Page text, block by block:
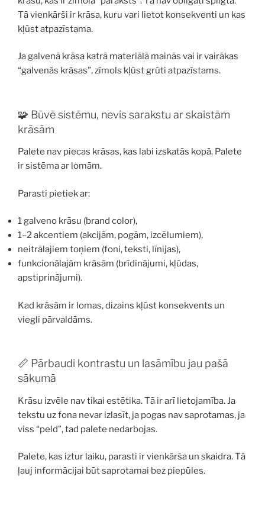
Tā vienkārši ir krāsa, kuru vari lietot konsekventi un kas
kļūst atpazīstama.
Ja galvenā krāsa katrā materiālā mainās vai ir vairākas
“galvenās krāsas”, zīmols kļūst grūti atpazīstams.
🧩 Būvē sistēmu, nevis sarakstu ar skaistām
krāsām
Palete nav piecas krāsas, kas labi izskatās kopā. Palete
ir sistēma ar lomām.
Parasti pietiek ar:
1 galveno krāsu (brand color),
1–2 akcentiem (akcijām, pogām, izcēlumiem),
neitrālajiem toņiem (foni, teksti, līnijas),
funkcionālajām krāsām (brīdinājumi, kļūdas,
apstiprinājumi).
Kad krāsām ir lomas, dizains kļūst konsekvents un
viegli pārvaldāms.
📏 Pārbaudi kontrastu un lasāmību jau pašā
sākumā
Krāsu izvēle nav tikai estētika. Tā ir arī lietojamība. Ja
tekstu uz fona nevar izlasīt, ja pogas nav saprotamas, ja
viss “peld”, tad palete nedarbojas.
Palete, kas iztur laiku, parasti ir vienkārša un skaidra. Tā
ļauj informācijai būt saprotamai bez piepūles.